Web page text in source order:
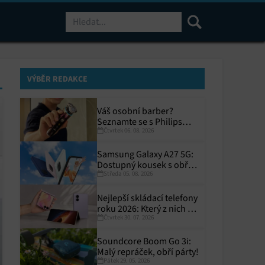
VÝBĚR REDAKCE
Váš osobní barber?
Seznamte se s Philips
i9000 Prestige Ultra
Čtvrtek 06. 08. 2026
Samsung Galaxy A27 5G:
Dostupný kousek s obřím
displejem
Středa 05. 08. 2026
Nejlepší skládací telefony
roku 2026: Který z nich si
zaslouží místo ve vaší
Čtvrtek 30. 07. 2026
Soundcore Boom Go 3i:
Malý repráček, obří párty!
Pátek 29. 05. 2026